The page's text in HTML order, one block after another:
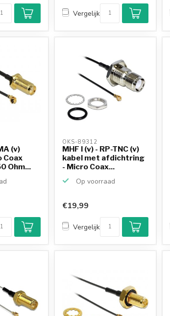
Vergelijk
(v)
Coax
Ohm...
OKS-89312
MHF I (v) - RP-TNC (v)
kabel met afdichtring
- Micro Coax...
Op voorraad
€19,99
Vergelijk